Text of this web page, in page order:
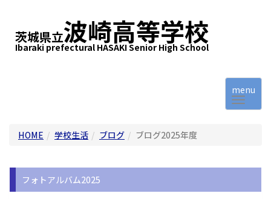
茨城県立波崎高等学校
Ibaraki prefectural HASAKI Senior High School
menu
HOME 学校生活 ブログ ブログ2025年度
フォトアルバム2025